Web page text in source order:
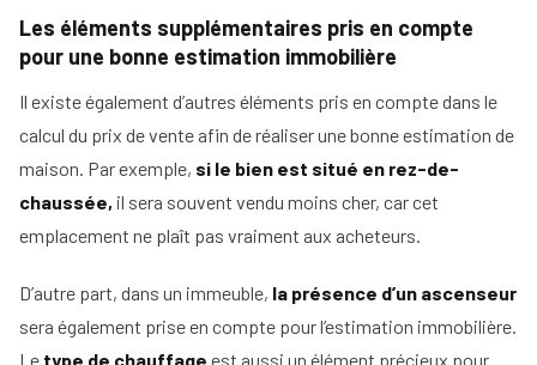
Les éléments supplémentaires pris en compte
pour une bonne estimation immobilière
Il existe également d’autres éléments pris en compte dans le
calcul du prix de vente afin de réaliser une bonne estimation de
maison. Par exemple, si le bien est situé en rez-de-
chaussée, il sera souvent vendu moins cher, car cet
emplacement ne plaît pas vraiment aux acheteurs.
D’autre part, dans un immeuble, la présence d’un ascenseur
sera également prise en compte pour l’estimation immobilière.
Le type de chauffage est aussi un élément précieux pour